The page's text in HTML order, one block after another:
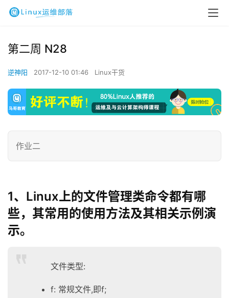
第二周 N28
逆神阳 2017-12-10 01:46 Linux干货
作业二
1、Linux上的文件管理类命令都有哪
些，其常用的使用方法及其相关示例演
示。
文件类型:
f: 常规文件,即f;